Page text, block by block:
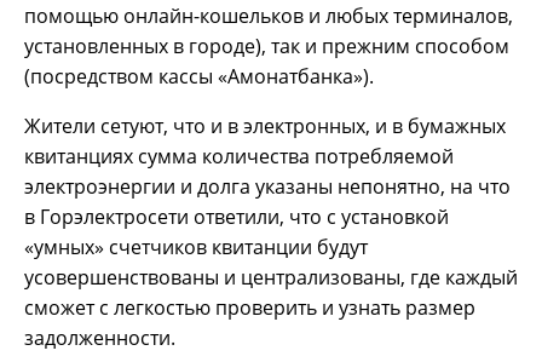
помощью онлайн-кошельков и любых терминалов,
установленных в городе), так и прежним способом
(посредством кассы «Амонатбанка»).
Жители сетуют, что и в электронных, и в бумажных
квитанциях сумма количества потребляемой
электроэнергии и долга указаны непонятно, на что
в Горэлектросети ответили, что с установкой
«умных» счетчиков квитанции будут
усовершенствованы и централизованы, где каждый
сможет с легкостью проверить и узнать размер
задолженности.